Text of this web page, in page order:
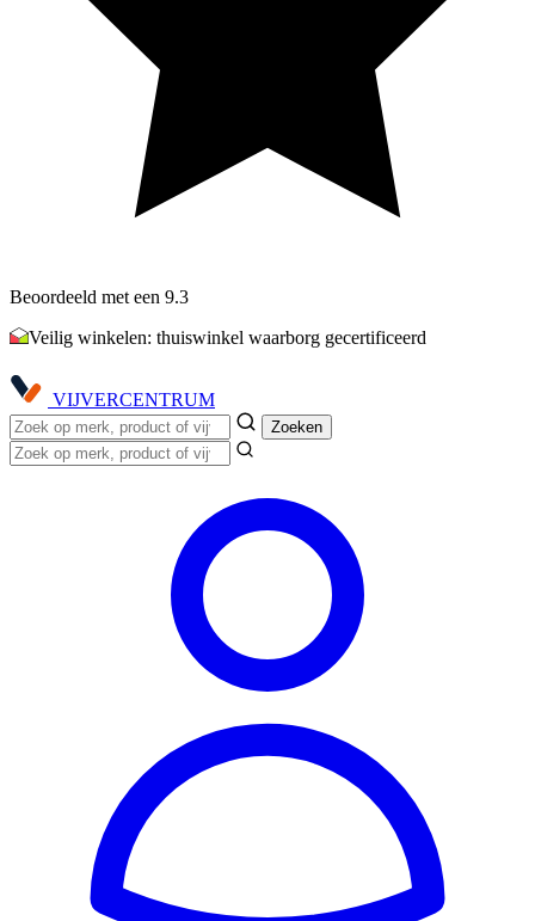
Beoordeeld met een 9.3
Veilig winkelen: thuiswinkel waarborg gecertificeerd
VIJVERCENTRUM
Zoeken